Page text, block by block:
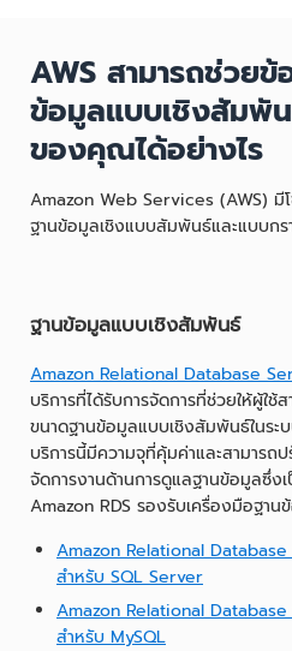
AWS สามารถช่วย
ข้อมูลแบบเชิงสัมพั
ของคุณได้อย่างไร
Amazon Web Services (AWS) มี
ฐานข้อมูลเชิงแบบสัมพันธ์และแบบก
ฐานข้อมูลแบบเชิงสัมพันธ์
Amazon Relational Database
บริการที่ได้รับการจัดการที่ช่วยให้ผู้ใช้
ขนาดฐานข้อมูลแบบเชิงสัมพันธ์ในระ
บริการนี้มีความจุที่คุ้มค่าและสามารถ
จัดการงานด้านการดูแลฐานข้อมูลซึ่ง
Amazon RDS รองรับเครื่องมือฐาน
Amazon Relational
สำหรับ SQL Server
Amazon Relational
สำหรับ MySQL